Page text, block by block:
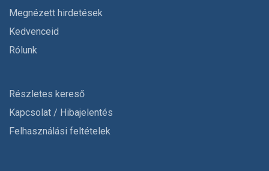
Megnézett hirdetések
Kedvenceid
Rólunk
Részletes kereső
Kapcsolat / Hibajelentés
Felhasználási feltételek